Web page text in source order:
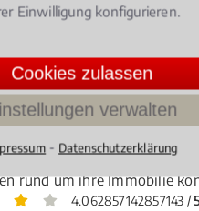
Hausverwaltung,
werden mit vielen
rund um ihre Immobilie
4.062857142857143 /
Einwilligung konfigurieren.
Cookies zulassen
verwalten
⁃ Datenschutzerklärung